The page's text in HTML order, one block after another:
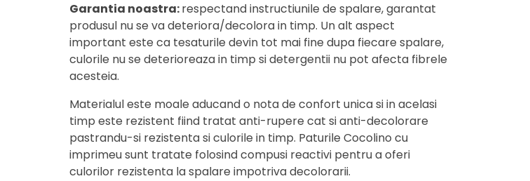
Garantia noastra:respectand instructiunile de spalare, garantat
produsul nu se va deteriora/decolora in timp. Un alt aspect
important este ca tesaturile devin tot mai fine dupa fiecare spalare,
culorile nu se deterioreaza in timp si detergentii nu pot afecta fibrele
acesteia.
Materialul este moale aducand o nota de confort unica si in acelasi
timp este rezistent fiind tratat anti-rupere cat si anti-decolorare
pastrandu-si rezistenta si culorile in timp. Paturile Cocolino cu
imprimeu sunt tratate folosind compusi reactivi pentru a oferi
culorilor rezistenta la spalare impotriva decolorarii.